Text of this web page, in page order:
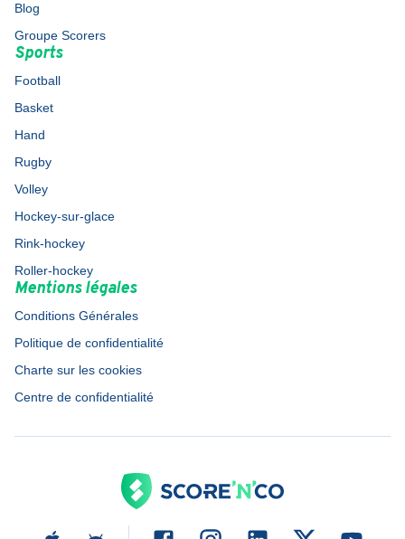
Blog
Groupe Scorers
Sports
Football
Basket
Hand
Rugby
Volley
Hockey-sur-glace
Rink-hockey
Roller-hockey
Mentions légales
Conditions Générales
Politique de confidentialité
Charte sur les cookies
Centre de confidentialité